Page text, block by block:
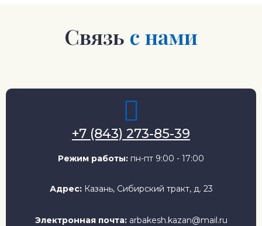
Связь с нами
+7 (843) 273-85-39
Режим работы: пн-пт 9:00 - 17:00
Адрес: Казань, Сибирский тракт, д. 23
Электронная почта: arbakesh.kazan@mail.ru